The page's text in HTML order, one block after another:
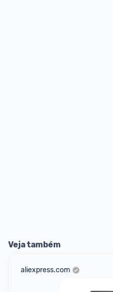
Veja também
aliexpress.com